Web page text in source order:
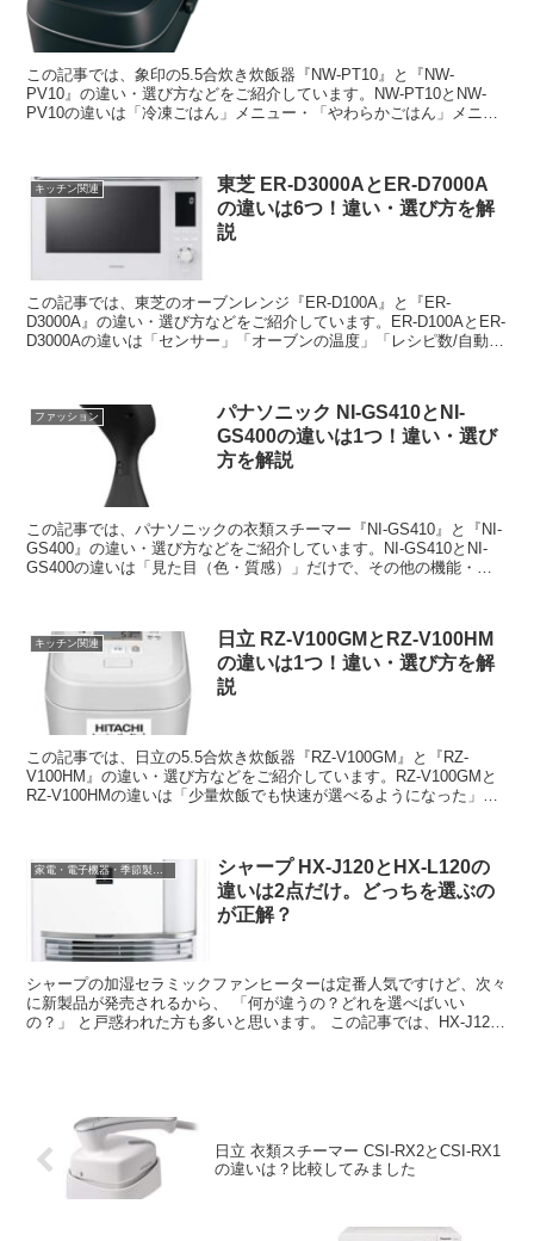
この記事では、象印の5.5合炊き炊飯器『NW-PT10』と『NW-
PV10』の違い・選び方などをご紹介しています。NW-PT10とNW-
PV10の違いは「冷凍ごはん」メニュー・「やわらかごはん」メニュ
キッチン関連
東芝 ER-D3000AとER-D7000A
の違いは6つ！違い・選び方を解
説
この記事では、東芝のオーブンレンジ『ER-D100A』と『ER-
D3000A』の違い・選び方などをご紹介しています。ER-D100AとER-
D3000Aの違いは「センサー」「オーブンの温度」「レシピ数/自動メ
ファッション
パナソニック NI-GS410とNI-
GS400の違いは1つ！違い・選び
方を解説
この記事では、パナソニックの衣類スチーマー『NI-GS410』と『NI-
GS400』の違い・選び方などをご紹介しています。NI-GS410とNI-
GS400の違いは「見た目（色・質感）」だけで、その他の機能・瀬
キッチン関連
日立 RZ-V100GMとRZ-V100HM
の違いは1つ！違い・選び方を解
説
この記事では、日立の5.5合炊き炊飯器『RZ-V100GM』と『RZ-
V100HM』の違い・選び方などをご紹介しています。RZ-V100GMと
RZ-V100HMの違いは「少量炊飯でも快速が選べるようになった」と
家電・電子機器・季節製品など
シャープ HX-J120とHX-L120の
違いは2点だけ。どっちを選ぶの
が正解？
シャープの加湿セラミックファンヒーターは定番人気ですけど、次々
に新製品が発売されるから、 「何が違うの？どれを選べばいい
の？」 と戸惑われた方も多いと思います。 この記事では、HX-J120
日立 衣類スチーマー CSI-RX2とCSI-RX1
の違いは？比較してみました